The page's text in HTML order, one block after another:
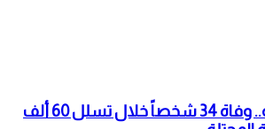
السلطات الإسبانية.. وفاة 34 شخصاً خلال تسلل 60 ألف